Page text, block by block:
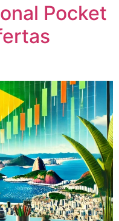
Pocket